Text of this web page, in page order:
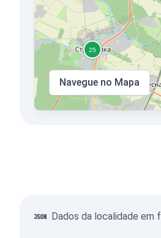
Navegue no Mapa
Dados da localidade em